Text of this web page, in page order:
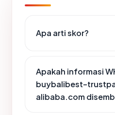
Apa arti skor?
Apakah informasi
buybalibest-
alibaba.com